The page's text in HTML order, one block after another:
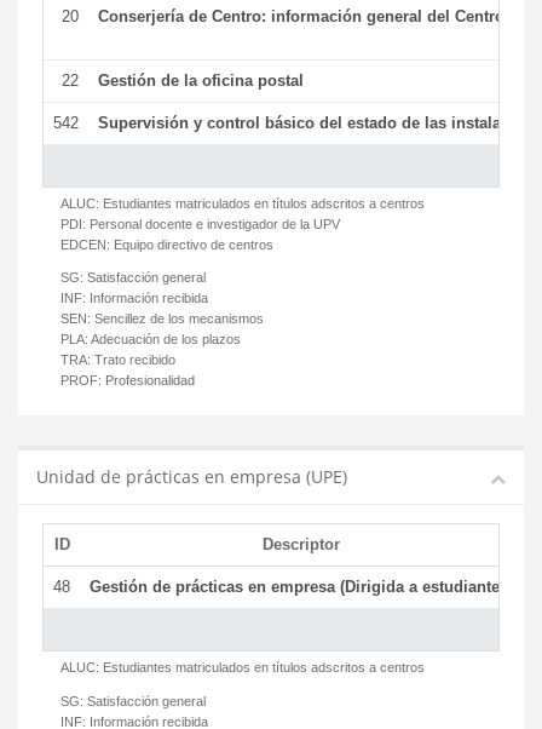
20 Conserjería de Centro: información general del Centro y
22 Gestión de la oficina postal
542 Supervisión y control básico del estado de las
ALUC: Estudiantes matriculados en títulos adscritos a centros
PDI: Personal docente e investigador de la UPV
EDCEN: Equipo directivo de centros
SG: Satisfacción general
INF: Información recibida
SEN: Sencillez de los mecanismos
PLA: Adecuación de los plazos
TRA: Trato recibido
PROF: Profesionalidad
Unidad de prácticas en empresa (UPE)
ID Descriptor
48 Gestión de prácticas en empresa (Dirigida a estudiantes)
ALUC: Estudiantes matriculados en títulos adscritos a centros
SG: Satisfacción general
INF: Información recibida